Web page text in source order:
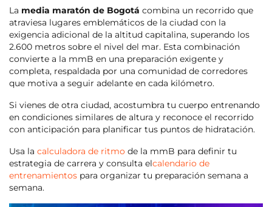
La media maratón de Bogotá combina un recorrido que
atraviesa lugares emblemáticos de la ciudad con la
exigencia adicional de la altitud capitalina, superando los
2.600 metros sobre el nivel del mar. Esta combinación
convierte a la mmB en una preparación exigente y
completa, respaldada por una comunidad de corredores
que motiva a seguir adelante en cada kilómetro.
Si vienes de otra ciudad, acostumbra tu cuerpo entrenando
en condiciones similares de altura y reconoce el recorrido
con anticipación para planificar tus puntos de hidratación.
Usa la calculadora de ritmo de la mmB para definir tu
estrategia de carrera y consulta elcalendario de
entrenamientos para organizar tu preparación semana a
semana.